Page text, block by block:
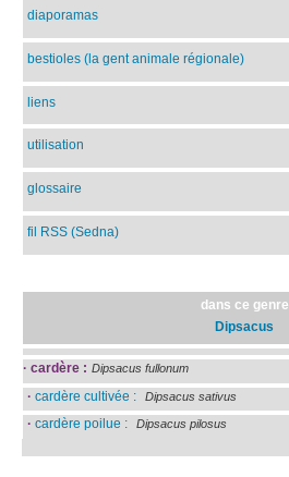
diaporamas
bestioles (la gent animale régionale)
liens
utilisation
glossaire
fil RSS (Sedna)
dans ce genre
Dipsacus
· cardère : Dipsacus fullonum
· cardère cultivée : Dipsacus sativus
· cardère poilue : Dipsacus pilosus